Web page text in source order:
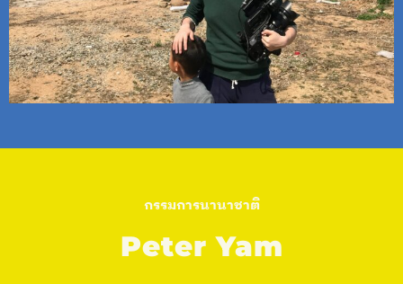
กรรมการนานาชาติ
Peter Yam